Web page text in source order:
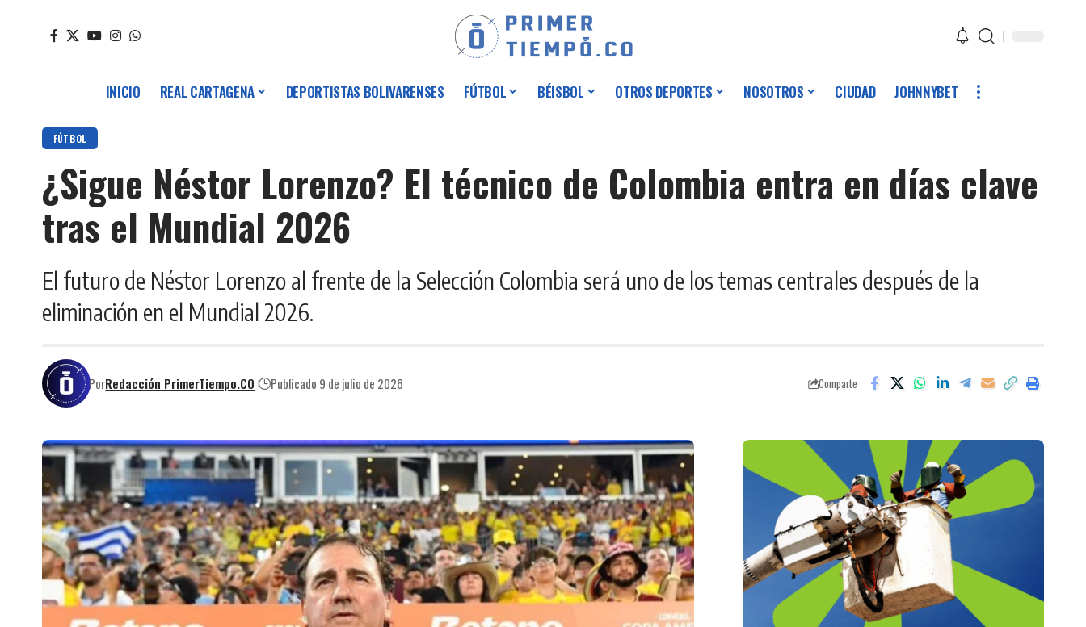
INICIO REAL CARTAGENA DEPORTISTAS BOLIVARENSES FÚTBOL BÉISBOL OTROS DEPORTES NOSOTROS CIUDAD JOHNNYBET
FÚTBOL
¿Sigue Néstor Lorenzo? El técnico de Colombia entra en días clave
tras el Mundial 2026
El futuro de Néstor Lorenzo al frente de la Selección Colombia será uno de los temas centrales después de la
eliminación en el Mundial 2026.
PorRedacción PrimerTiempo.CO Publicado 9 de julio de 2026 Comparte